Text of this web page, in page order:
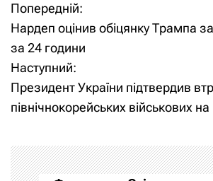
Н
а
в
і
а
Попередній:
Нардеп оцінив обіцянку Трампа
за 24 години
Наступний:
Президент України підтвердив
північнокорейських військових